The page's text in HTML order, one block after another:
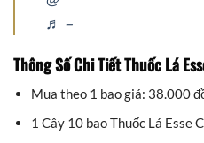
♬ –
Thông Số Chi Tiết Thuốc Lá
Mua theo 1 bao giá: 38.000
1 Cây 10 bao Thuốc Lá Esse